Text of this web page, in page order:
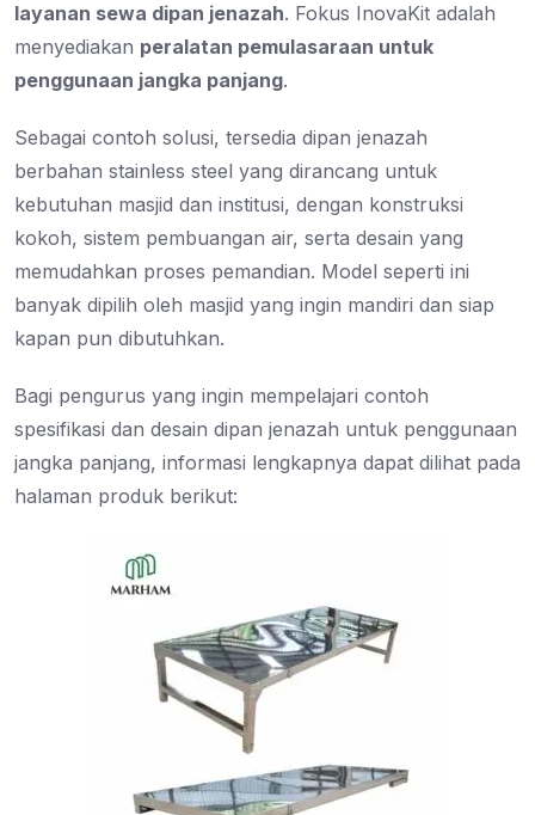
layanan sewa dipan jenazah. Fokus InovaKit adalah
menyediakan peralatan pemulasaraan untuk
penggunaan jangka panjang.
Sebagai contoh solusi, tersedia dipan jenazah
berbahan stainless steel yang dirancang untuk
kebutuhan masjid dan institusi, dengan konstruksi
kokoh, sistem pembuangan air, serta desain yang
memudahkan proses pemandian. Model seperti ini
banyak dipilih oleh masjid yang ingin mandiri dan siap
kapan pun dibutuhkan.
Bagi pengurus yang ingin mempelajari contoh
spesifikasi dan desain dipan jenazah untuk penggunaan
jangka panjang, informasi lengkapnya dapat dilihat pada
halaman produk berikut: